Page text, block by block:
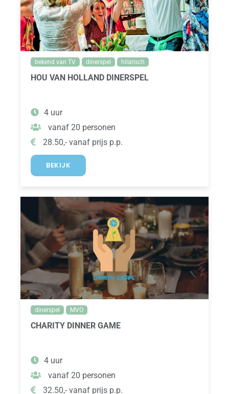
bekend van TV dinerspel hilarisch
HOU VAN HOLLAND DINERSPEL
4 uur
vanaf 20 personen
28.50,- vanaf prijs p.p.
BEKIJK
dinerspel MVO
CHARITY DINNER GAME
4 uur
vanaf 20 personen
32.50,- vanaf prijs p.p.